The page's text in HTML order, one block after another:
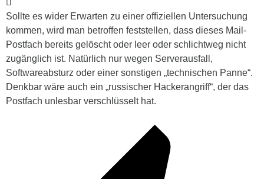
Sollte es wider Erwarten zu einer offiziellen Untersuchung
kommen, wird man betroffen feststellen, dass dieses Mail-
Postfach bereits gelöscht oder leer oder schlichtweg nicht
zugänglich ist. Natürlich nur wegen Serverausfall,
Softwareabsturz oder einer sonstigen „technischen Panne“.
Denkbar wäre auch ein „russischer Hackerangriff“, der das
Postfach unlesbar verschlüsselt hat.